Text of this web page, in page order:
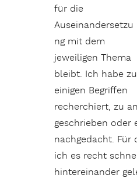
für die
Auseinandersetzu
ng mit dem
jeweiligen Thema
bleibt. Ich habe zu
einigen Begriffen
recherchiert, zu
geschrieben oder
nachgedacht. Für
ich es recht
hintereinander